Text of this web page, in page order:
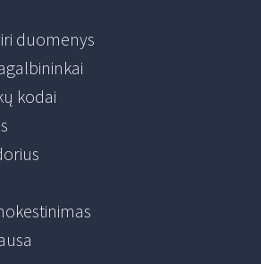
duomenys
kodai